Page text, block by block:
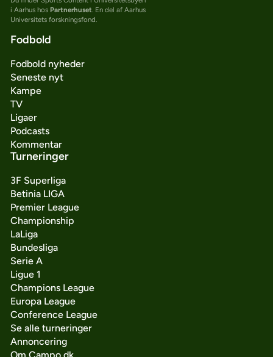
i Aarhus hos Partnerhuset. En del af Aarhus
Universitets forskningsfond.
Fodbold
Fodbold nyheder
Seneste nyt
Kampe
TV
Ligaer
Podcasts
Kommentar
Turneringer
3F Superliga
Betinia LIGA
Premier League
Championship
LaLiga
Bundesliga
Serie A
Ligue 1
Champions League
Europa League
Conference League
Se alle turneringer
Annoncering